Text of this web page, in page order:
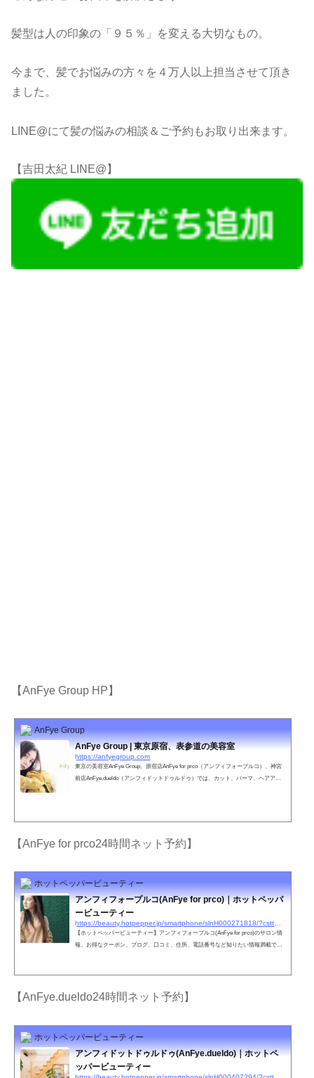
髪型は人の印象の「９５％」を変える大切なもの。
今まで、髪でお悩みの方々を４万人以上担当させて頂き
ました。
LINE@にて髪の悩みの相談＆ご予約もお取り出来ます。
【吉田太紀 LINE@】
【AnFye Group HP】
AnFye Group
AnFye Group | 東京原宿、表参道の美容室
https://anfyegroup.com
東京の美容室AnFye Group。原宿店AnFye for prco（アンフィフォープルコ）、神宮
前店AnFye.dueldo（アンフィドットドゥルドゥ）では、カット、パーマ、ヘアアレ
【AnFye for prco24時間ネット予約】
ホットペッパービューティー
アンフィフォープルコ(AnFye for prco)｜ホットペッパ
ービューティー
https://beauty.hotpepper.jp/smartphone/slnH000271818/?cstt=2&wak=BPSC200405_s_link_salontop
【ホットペッパービューティー】アンフィフォープルコ(AnFye for prco)のサロン情
報。お得なクーポン、ブログ、口コミ、住所、電話番号など知りたい情報満載で
【AnFye.dueldo24時間ネット予約】
ホットペッパービューティー
アンフィドットドゥルドゥ(AnFye.dueldo)｜ホットペ
ッパービューティー